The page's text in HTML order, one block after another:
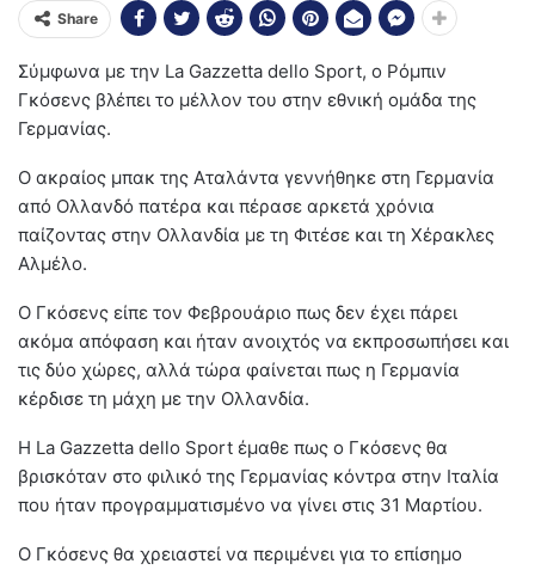
Share
Σύμφωνα με την La Gazzetta dello Sport, ο Ρόμπιν
Γκόσενς βλέπει το μέλλον του στην εθνική ομάδα της
Γερμανίας.
Ο ακραίος μπακ της Αταλάντα γεννήθηκε στη Γερμανία
από Ολλανδό πατέρα και πέρασε αρκετά χρόνια
παίζοντας στην Ολλανδία με τη Φιτέσε και τη Χέρακλες
Αλμέλο.
Ο Γκόσενς είπε τον Φεβρουάριο πως δεν έχει πάρει
ακόμα απόφαση και ήταν ανοιχτός να εκπροσωπήσει και
τις δύο χώρες, αλλά τώρα φαίνεται πως η Γερμανία
κέρδισε τη μάχη με την Ολλανδία.
Η La Gazzetta dello Sport έμαθε πως ο Γκόσενς θα
βρισκόταν στο φιλικό της Γερμανίας κόντρα στην Ιταλία
που ήταν προγραμματισμένο να γίνει στις 31 Μαρτίου.
Ο Γκόσενς θα χρειαστεί να περιμένει για το επίσημο